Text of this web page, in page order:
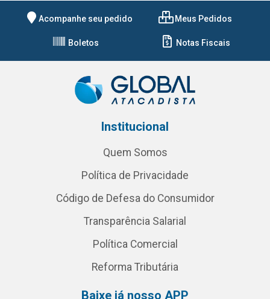
Acompanhe seu pedido Meus Pedidos
Boletos Notas Fiscais
Institucional
Quem Somos
Política de Privacidade
Código de Defesa do Consumidor
Transparência Salarial
Política Comercial
Reforma Tributária
Baixe já nosso APP